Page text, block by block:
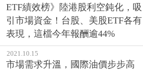
ETF績效榜》陸港股利空鈍化，吸
引市場資金！台股、美股ETF各有
表現，這檔今年報酬逾44%
2021.10.15
市場需求升溫，國際油價步步高